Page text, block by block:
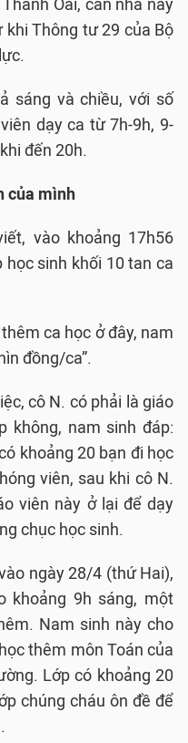
Oai, căn nhà này
Thông tư 29 của Bộ
sáng và chiều, với số
dạy ca từ 7h-9h, 9-
đến 20h.
của mình
vào khoảng 17h56
sinh khối 10 tan ca
ca học ở đây, nam
đồng/ca”.
cô N. có phải là giáo
không, nam sinh đáp:
khoảng 20 bạn đi học
viên, sau khi cô N.
viên này ở lại để dạy
chục học sinh.
ngày 28/4 (thứ Hai),
khoảng 9h sáng, một
Nam sinh này cho
thêm môn Toán của
Lớp có khoảng 20
chúng cháu ôn đề để